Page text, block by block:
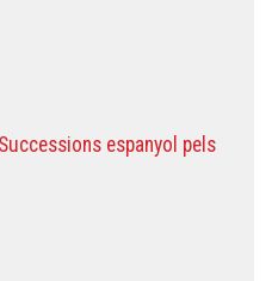
espanyol pels